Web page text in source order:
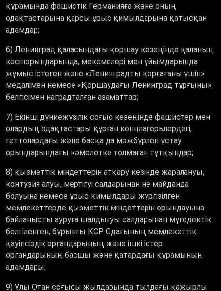
құрамында фашистiк Германияға және оның
одақтастарына қарсы ұрыс қимылдарына қатысқан
адамдар;
6) Ленинград қаласындағы қоршау кезеңінде қаланың
кәсiпорындарында, мекемелерi мен ұйымдарында
жұмыс iстеген және «Ленинградты қорғағаны үшiн»
медалiмен немесе «Қоршаудағы Ленинград тұрғыны»
белгiсiмен наградталған азаматтар;
7) Екiншi дүниежүзiлiк соғыс кезеңiнде фашистер мен
олардың одақтастары құрған концлагерьлердегі,
геттолардағы және басқа да мәжбүрлеп ұстау
орындарындағы кәмелетке толмаған тұтқындар;
8) қызметтік міндеттерін атқару кезінде жаралануы,
контузия алуы, мертігуі салдарынан не майданда
болуына немесе ұрыс қимылдары жүргізілген
мемлекеттерде қызметтік міндеттерін орындауына
байланысты ауруға шалдығуы салдарынан мүгедектік
белгіленген, бұрынғы КСР Одағының мемлекеттік
қауіпсіздік органдарының және ішкі істер
органдарының басшы және қатардағы құрамының
адамдары;
9) Ұлы Отан соғысы жылдарында тылдағы қажырлы